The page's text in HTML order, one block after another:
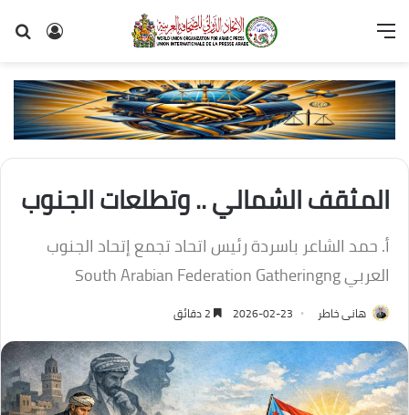
تسجيل
القائمة
المثقف الشمالي .. وتطلعات الجنوب
أ. حمد الشاعر باسردة رئيس اتحاد تجمع إتحاد الجنوب
العربي South Arabian Federation Gatheringng
هانى خاطر 2026-02-23